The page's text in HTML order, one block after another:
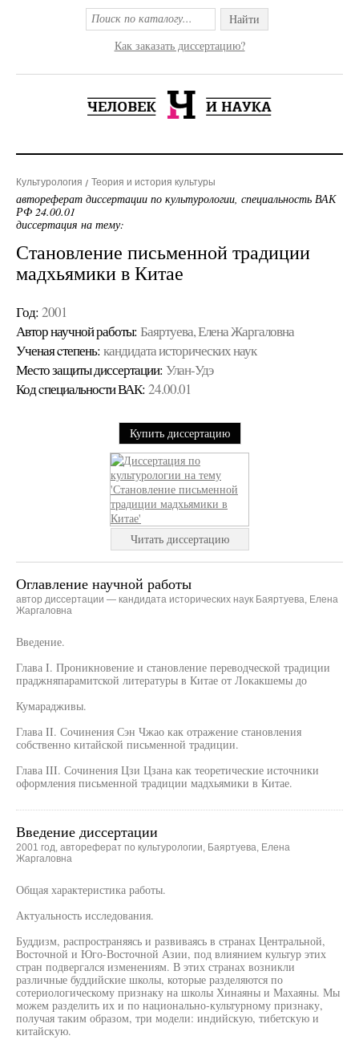
Найти
Как заказать диссертацию?
Культурология Теория и история культуры
автореферат диссертации по культурологии, специальность ВАК
РФ 24.00.01
диссертация на тему:
Становление письменной традиции
мадхьямики в Китае
Год: 2001
Автор научной работы: Баяртуева, Елена Жаргаловна
Ученая cтепень: кандидата исторических наук
Место защиты диссертации: Улан-Удэ
Код cпециальности ВАК: 24.00.01
Купить диссертацию
Читать диссертацию
Оглавление научной работы
автор диссертации — кандидата исторических наук Баяртуева, Елена
Жаргаловна
Введение.
Глава I. Проникновение и становление переводческой традиции
праджняпарамитской литературы в Китае от Локакшемы до
Кумарадживы.
Глава II. Сочинения Сэн Чжао как отражение становления
собственно китайской письменной традиции.
Глава III. Сочинения Цзи Цзана как теоретические источники
оформления письменной традиции мадхьямики в Китае.
Введение диссертации
2001 год, автореферат по культурологии, Баяртуева, Елена
Жаргаловна
Общая характеристика работы.
Актуальность исследования.
Буддизм, распространяясь и развиваясь в странах Центральной,
Восточной и Юго-Восточной Азии, под влиянием культур этих
стран подвергался изменениям. В этих странах возникли
различные буддийские школы, которые разделяются по
сотериологическому признаку на школы Хинаяны и Махаяны. Мы
можем разделить их и по национально-культурному признаку,
получая таким образом, три модели: индийскую, тибетскую и
китайскую.